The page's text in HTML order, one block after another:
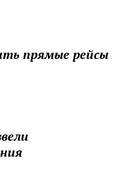
прямые рейсы